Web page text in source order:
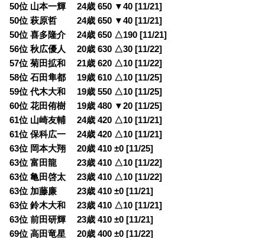
50位 山本一輝 24歳 650 ▼40 [11/21]
50位 萩原哲 24歳 650 ▼40 [11/21]
50位 喜多隆介 24歳 650 △190 [11/21]
56位 秋広優人 20歳 630 △30 [11/22]
57位 菊田拡和 21歳 620 △10 [11/22]
58位 石田隼都 19歳 610 △10 [11/25]
59位 代木大和 19歳 550 △10 [11/25]
60位 花田侑樹 19歳 480 ▼20 [11/25]
61位 山崎友輔 24歳 420 △10 [11/21]
61位 保科広一 24歳 420 △10 [11/21]
63位 岡本大翔 20歳 410 ±0 [11/25]
63位 富田龍 23歳 410 △10 [11/22]
63位 亀田啓太 23歳 410 △10 [11/22]
63位 加藤廉 23歳 410 ±0 [11/21]
63位 鈴木大和 23歳 410 △10 [11/21]
63位 前田研輝 23歳 410 ±0 [11/21]
69位 高田竜星 20歳 400 ±0 [11/22]